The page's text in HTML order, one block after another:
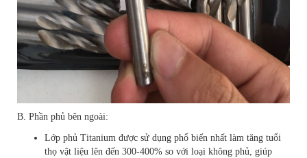
B. Phần phủ bên ngoài:
Lớp phủ Titanium được sử dụng phổ biến nhất làm tăng tuổi
thọ vật liệu lên đến 300-400% so với loại không phủ, giúp